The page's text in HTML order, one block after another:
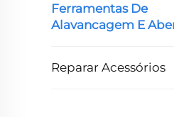
Ferramentas De
Alavancagem E
Reparar Acessórios